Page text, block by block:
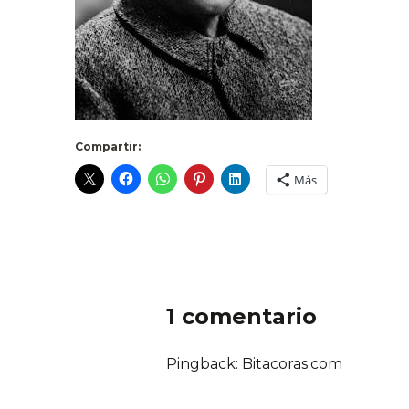
Compartir:
Más
1 comentario
Pingback: Bitacoras.com